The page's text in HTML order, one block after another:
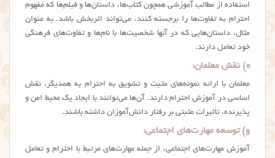
استفاده از مطالب آموزشی همچون کتاب‌ها، داستان‌ها و فیلم‌ها که مفهوم
احترام به تفاوت‌ها را برجسته کنند، می‌تواند اثربخش باشد. به عنوان
مثال، داستان‌هایی که در آنها شخصیت‌ها با نام‌ها و تفاوت‌های فرهنگی
خود تعامل دارند.
ه) نقش معلمان:
معلمان با ارائه نمونه‌های مثبت و تشویق به احترام به همدیگر، نقش
اساسی در آموزش احترام دارند. آن‌ها می‌توانند با ایجاد یک محیط امن و
پذیرنده، تأثیرات مثبتی بر رفتار دانش‌آموزان داشته باشند.
و)توسعه مهارت‌های اجتماعی:
آموزش مهارت‌های اجتماعی، از جمله مهارت‌های مرتبط با احترام و تعامل